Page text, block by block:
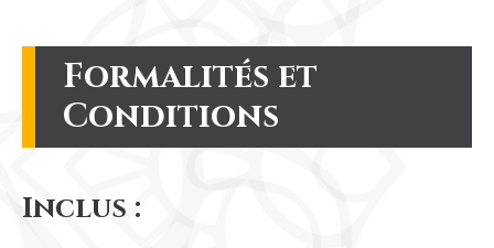
Formalités et
Conditions
Inclus :